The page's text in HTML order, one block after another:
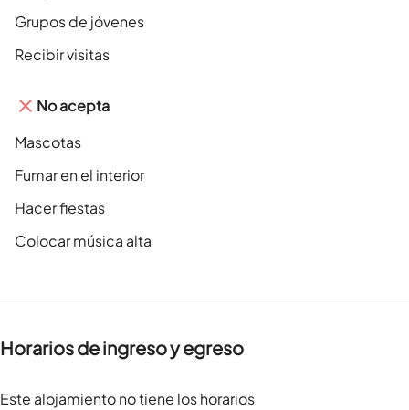
Grupos de jóvenes
Recibir visitas
No acepta
Mascotas
Fumar en el interior
Hacer fiestas
Colocar música alta
Horarios de ingreso y egreso
Este alojamiento no tiene los horarios